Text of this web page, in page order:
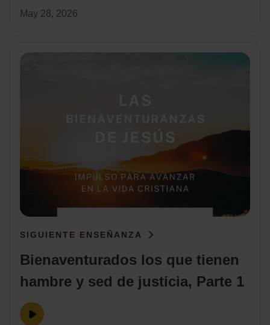
May 28, 2026
SIGUIENTE ENSEÑANZA
Bienaventurados los que tienen
hambre y sed de justicia, Parte 1